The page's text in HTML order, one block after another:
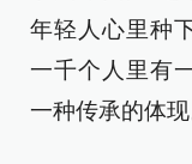
年轻人心里种
一千个人里有
一种传承的体现